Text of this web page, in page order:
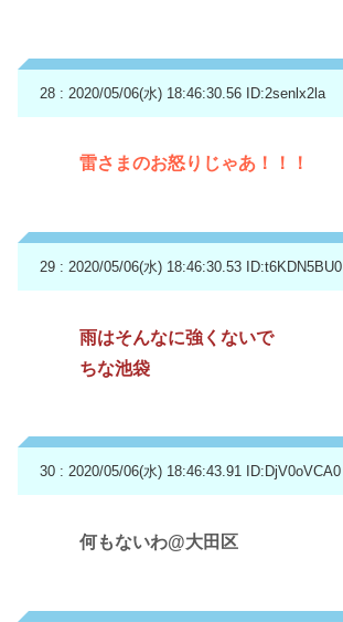
28 : 2020/05/06(水) 18:46:30.56 ID:2senlx2la
雷さまのお怒りじゃあ！！！
29 : 2020/05/06(水) 18:46:30.53 ID:t6KDN5BU0
雨はそんなに強くないで
ちな池袋
30 : 2020/05/06(水) 18:46:43.91 ID:DjV0oVCA0
何もないわ@大田区